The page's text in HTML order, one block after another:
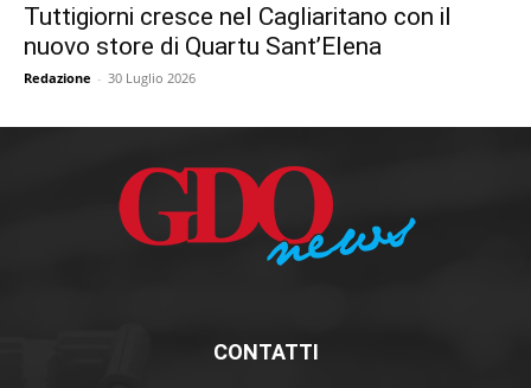
Tuttigiorni cresce nel Cagliaritano con il
nuovo store di Quartu Sant’Elena
Redazione - 30 Luglio 2026
CONTATTI